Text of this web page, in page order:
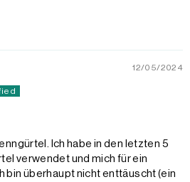
12/05/2024
Ich habe in den letzten 5
verwendet und mich für ein
bin überhaupt nicht enttäuscht (ein